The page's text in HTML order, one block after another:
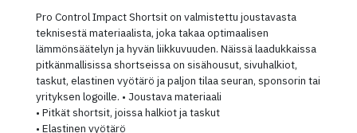
Pro Control Impact Shortsit on valmistettu joustavasta
teknisestä materiaalista, joka takaa optimaalisen
lämmönsäätelyn ja hyvän liikkuvuuden. Näissä laadukkaissa
pitkänmallisissa shortseissa on sisähousut, sivuhalkiot,
taskut, elastinen vyötärö ja paljon tilaa seuran, sponsorin tai
yrityksen logoille. • Joustava materiaali
• Pitkät shortsit, joissa halkiot ja taskut
• Elastinen vyötärö